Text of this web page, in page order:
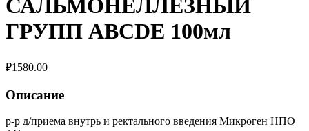
САЛЬМОНЕЛЛЕЗНЫЙ
ГРУПП ABCDE 100мл
₽1580.00
Описание
р-р д/приема внутрь и ректального введения Микроген НПО